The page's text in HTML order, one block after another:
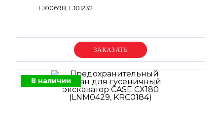
LJ00698, LJ01232
Уточняйте цену
В наличии